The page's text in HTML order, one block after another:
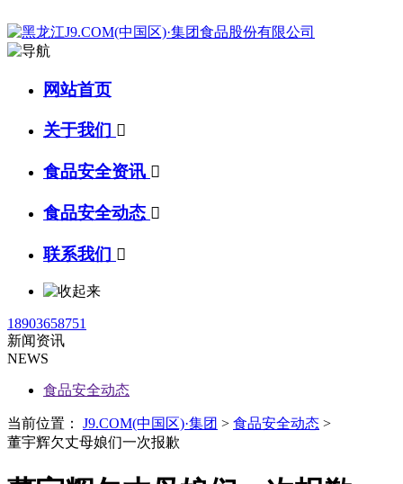
网站首页
关于我们 
食品安全资讯 
食品安全动态 
联系我们 
18903658751
新闻资讯
NEWS
食品安全动态
当前位置： J9.COM(中国区)·集团 > 食品安全动态 >
董宇辉欠丈母娘们一次报歉